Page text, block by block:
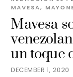
DECEMBER 1, 2020
Mavesa
un toque
MAVESA,